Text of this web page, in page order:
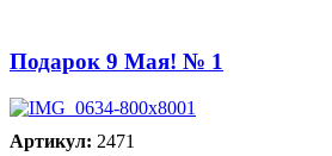
Подарок 9 Мая! № 1
Артикул: 2471